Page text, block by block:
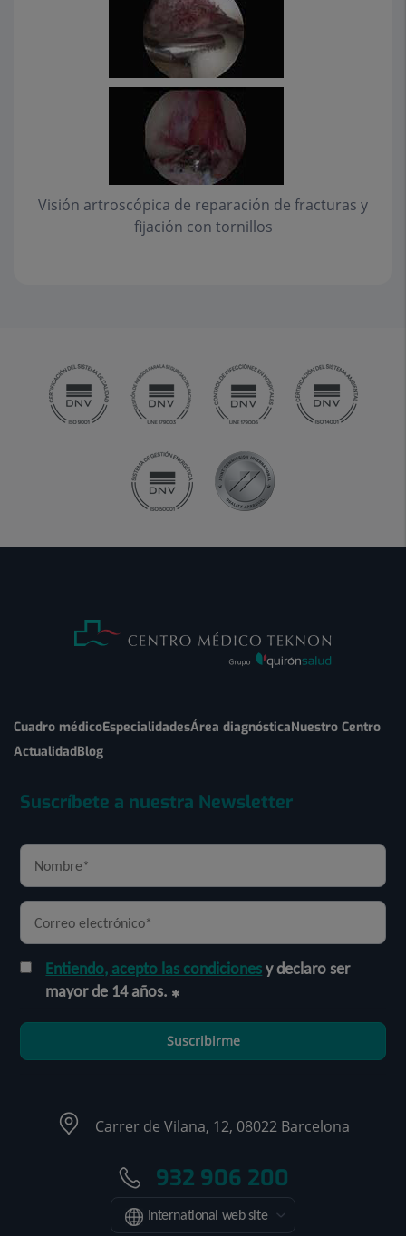
Visión artroscópica de reparación de fracturas y
fijación con tornillos
Cuadro médicoEspecialidadesÁrea diagnósticaNuestro Centro
ActualidadBlog
Suscríbete a nuestra Newsletter
Entiendo, acepto las condicionesy declaro ser
mayor de 14 años.
Suscribirme
Carrer de Vilana, 12, 08022 Barcelona
932 906 200
International web site